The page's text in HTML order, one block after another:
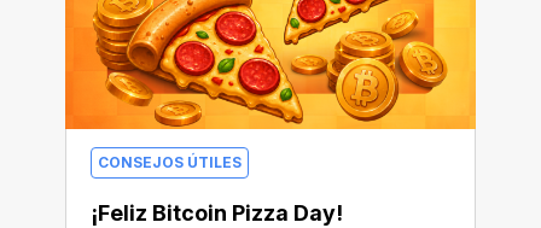
CONSEJOS ÚTILES
¡Feliz Bitcoin Pizza Day!